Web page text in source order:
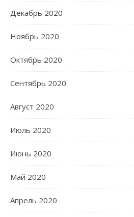
Декабрь 2020
Ноябрь 2020
Октябрь 2020
Сентябрь 2020
Август 2020
Июль 2020
Июнь 2020
Май 2020
Апрель 2020